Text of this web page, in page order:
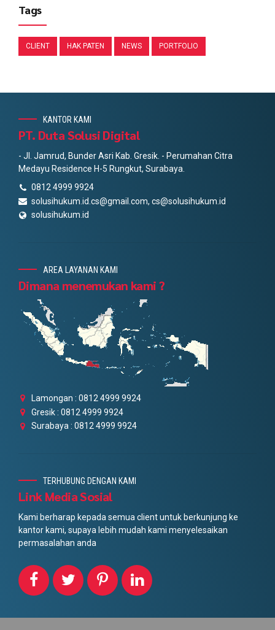
Tags
CLIENT HAK PATEN NEWS PORTFOLIO
KANTOR KAMI
PT. Duta Solusi Digital
- Jl. Jamrud, Bunder Asri Kab. Gresik. - Perumahan Citra
Medayu Residence H-5 Rungkut, Surabaya.
0812 4999 9924
solusihukum.id.cs@gmail.com, cs@solusihukum.id
solusihukum.id
AREA LAYANAN KAMI
Dimana menemukan kami ?
Lamongan : 0812 4999 9924
Gresik : 0812 4999 9924
Surabaya : 0812 4999 9924
TERHUBUNG DENGAN KAMI
Link Media Sosial
Kami berharap kepada semua client untuk berkunjung ke
kantor kami, supaya lebih mudah kami menyelesaikan
permasalahan anda